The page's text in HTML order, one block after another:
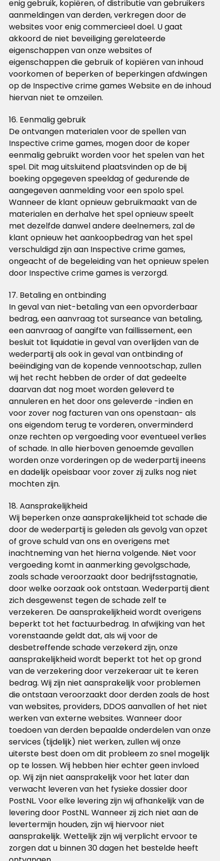
enig gebruik, kopiëren, of distributie van gebruikers
aanmeldingen van derden, verkregen door de
websites voor enig commercieel doel. U gaat
akkoord de niet beveiliging gerelateerde
eigenschappen van onze websites of
eigenschappen die gebruik of kopiëren van inhoud
voorkomen of beperken of beperkingen afdwingen
op de Inspective crime games Website en de inhoud
hiervan niet te omzeilen.
16. Eenmalig gebruik
De ontvangen materialen voor de spellen van
Inspective crime games, mogen door de koper
eenmalig gebruikt worden voor het spelen van het
spel. Dit mag uitsluitend plaatsvinden op de bij
boeking opgegeven speeldag of gedurende de
aangegeven aanmelding voor een spolo spel.
Wanneer de klant opnieuw gebruikmaakt van de
materialen en derhalve het spel opnieuw speelt
met dezelfde danwel andere deelnemers, zal de
klant opnieuw het aankoopbedrag van het spel
verschuldigd zijn aan Inspective crime games,
ongeacht of de begeleiding van het opnieuw spelen
door Inspective crime games is verzorgd.
17. Betaling en ontbinding
In geval van niet-betaling van een opvorderbaar
bedrag, een aanvraag tot surseance van betaling,
een aanvraag of aangifte van faillissement, een
besluit tot liquidatie in geval van overlijden van de
wederpartij als ook in geval van ontbinding of
beëindiging van de kopende vennootschap, zullen
wij het recht hebben de order of dat gedeelte
daarvan dat nog moet worden geleverd te
annuleren en het door ons geleverde -indien en
voor zover nog facturen van ons openstaan- als
ons eigendom terug te vorderen, onverminderd
onze rechten op vergoeding voor eventueel verlies
of schade. In alle hierboven genoemde gevallen
worden onze vorderingen op de wederpartij ineens
en dadelijk opeisbaar voor zover zij zulks nog niet
mochten zijn.
18. Aansprakelijkheid
Wij beperken onze aansprakelijkheid tot schade die
door de wederpartij is geleden als gevolg van opzet
of grove schuld van ons en overigens met
inachtneming van het hierna volgende. Niet voor
vergoeding komt in aanmerking gevolgschade,
zoals schade veroorzaakt door bedrijfsstagnatie,
door welke oorzaak ook ontstaan. Wederpartij dient
zich desgewenst tegen de schade zelf te
verzekeren. De aansprakelijkheid wordt overigens
beperkt tot het factuurbedrag. In afwijking van het
vorenstaande geldt dat, als wij voor de
desbetreffende schade verzekerd zijn, onze
aansprakelijkheid wordt beperkt tot het op grond
van de verzekering door verzekeraar uit te keren
bedrag. Wij zijn niet aansprakelijk voor problemen
die ontstaan veroorzaakt door derden zoals de host
van websites, providers, DDOS aanvallen of het niet
werken van externe websites. Wanneer door
toedoen van derden bepaalde onderdelen van onze
services (tijdelijk) niet werken, zullen wij onze
uiterste best doen om dit probleem zo snel mogelijk
op te lossen. Wij hebben hier echter geen invloed
op. Wij zijn niet aansprakelijk voor het later dan
verwacht leveren van het fysieke dossier door
PostNL. Voor elke levering zijn wij afhankelijk van de
levering door PostNL. Wanneer zij zich niet aan de
levertermijn houden, zijn wij hiervoor niet
aansprakelijk. Wettelijk zijn wij verplicht ervoor te
zorgen dat u binnen 30 dagen het bestelde heeft